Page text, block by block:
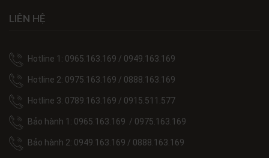
LIÊN HỆ
Hotline 1: 0965.163.169 / 0949.163.169
Hotline 2: 0975.163.169 / 0888.163.169
Hotline 3: 0789.163.169 / 0915.511.577
Bảo hành 1: 0965.163.169 / 0975.163.169
Bảo hành 2: 0949.163.169 / 0888.163.169